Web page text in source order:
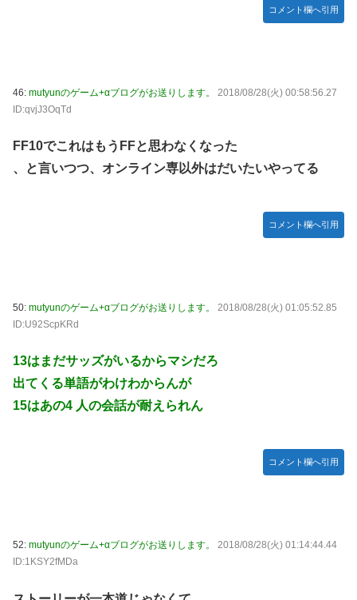
コメント欄へ引用
46: mutyunのゲーム+αブログがお送りします。
2018/08/28(火) 00:58:56.27
ID:qvjJ3OqTd
FF10でこれはもうFFと思わなくなった
、と言いつつ、オンライン専以外はだいたいやってる
コメント欄へ引用
50: mutyunのゲーム+αブログがお送りします。
2018/08/28(火) 01:05:52.85
ID:U92ScpKRd
13はまだサッズがいるからマシだろ
出てくる単語がわけわからんが
15はあの4 人の会話が耐えられん
コメント欄へ引用
52: mutyunのゲーム+αブログがお送りします。
2018/08/28(火) 01:14:44.44
ID:1KSY2fMDa